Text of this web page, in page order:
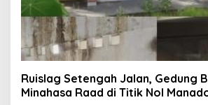
Ruislag Setengah Jalan, Gedung
Minahasa Raad di Titik Nol